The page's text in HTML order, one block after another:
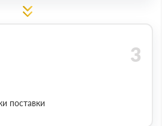
поставки